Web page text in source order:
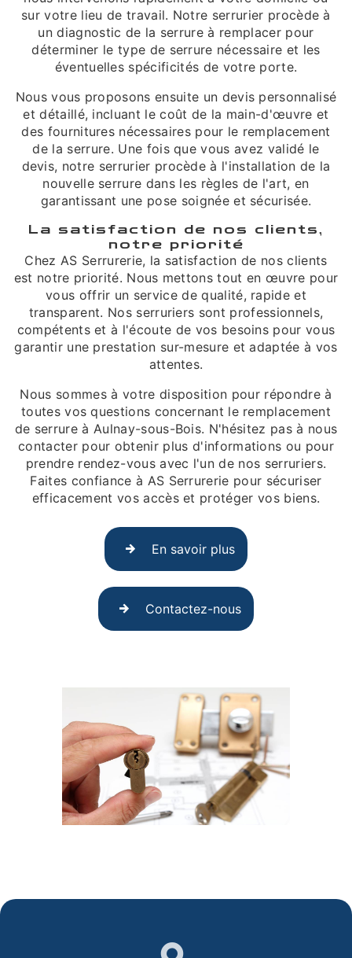
sur votre lieu de travail. Notre serrurier procède à
un diagnostic de la serrure à remplacer pour
déterminer le type de serrure nécessaire et les
éventuelles spécificités de votre porte.
Nous vous proposons ensuite un devis personnalisé
et détaillé, incluant le coût de la main-d'œuvre et
des fournitures nécessaires pour le remplacement
de la serrure. Une fois que vous avez validé le
devis, notre serrurier procède à l'installation de la
nouvelle serrure dans les règles de l'art, en
garantissant une pose soignée et sécurisée.
La satisfaction de nos clients,
notre priorité
Chez AS Serrurerie, la satisfaction de nos clients
est notre priorité. Nous mettons tout en œuvre pour
vous offrir un service de qualité, rapide et
transparent. Nos serruriers sont professionnels,
compétents et à l'écoute de vos besoins pour vous
garantir une prestation sur-mesure et adaptée à vos
attentes.
Nous sommes à votre disposition pour répondre à
toutes vos questions concernant le remplacement
de serrure à Aulnay-sous-Bois. N'hésitez pas à nous
contacter pour obtenir plus d'informations ou pour
prendre rendez-vous avec l'un de nos serruriers.
Faites confiance à AS Serrurerie pour sécuriser
efficacement vos accès et protéger vos biens.
En savoir plus
Contactez-nous